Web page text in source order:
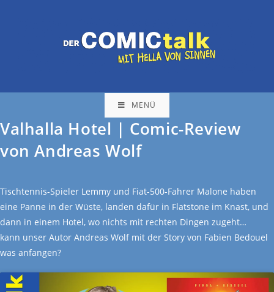
MENÜ
Valhalla Hotel | Comic-Review
von Andreas Wolf
Tischtennis-Spieler Lemmy und Fiat-500-Fahrer Malone haben
eine Panne in der Wüste, landen dafür in Flatstone im Knast, und
dann in einem Hotel, wo nichts mit rechten Dingen zugeht…
kann unser Autor Andreas Wolf mit der Story von Fabien Bedouel
was anfangen?